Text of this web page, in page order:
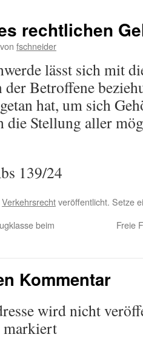
rechtlichen
von fschneider
lässt sich mit
Betroffene
hat, um sich
die Stellung aller
139/24
Verkehrsrechtveröffentlicht. Setze
beim
Freie
Kommentar
wird nicht
markiert